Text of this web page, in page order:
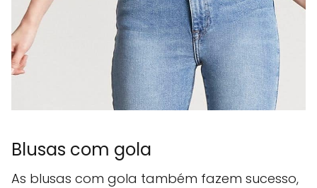
Blusas com gola
As blusas com gola também fazem sucesso,